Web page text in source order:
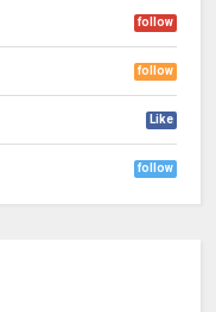
follow
follow
Like
follow